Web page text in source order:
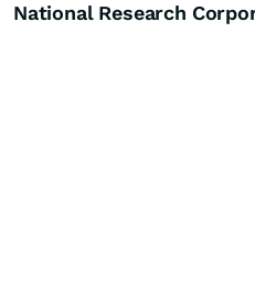
National Research